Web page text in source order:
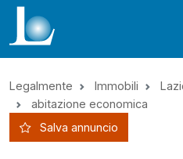
Legalmente Immobili
abitazione economica
Salva annuncio